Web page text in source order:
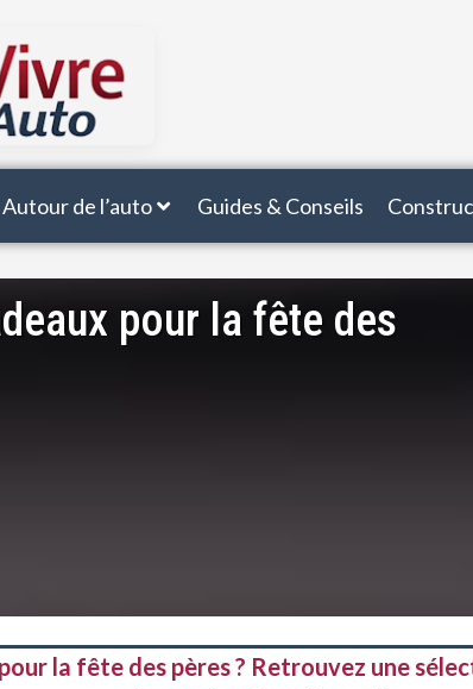
Autour de l’auto Guides & Conseils
pour la fête des
la fête des pères ? Retrouvez une